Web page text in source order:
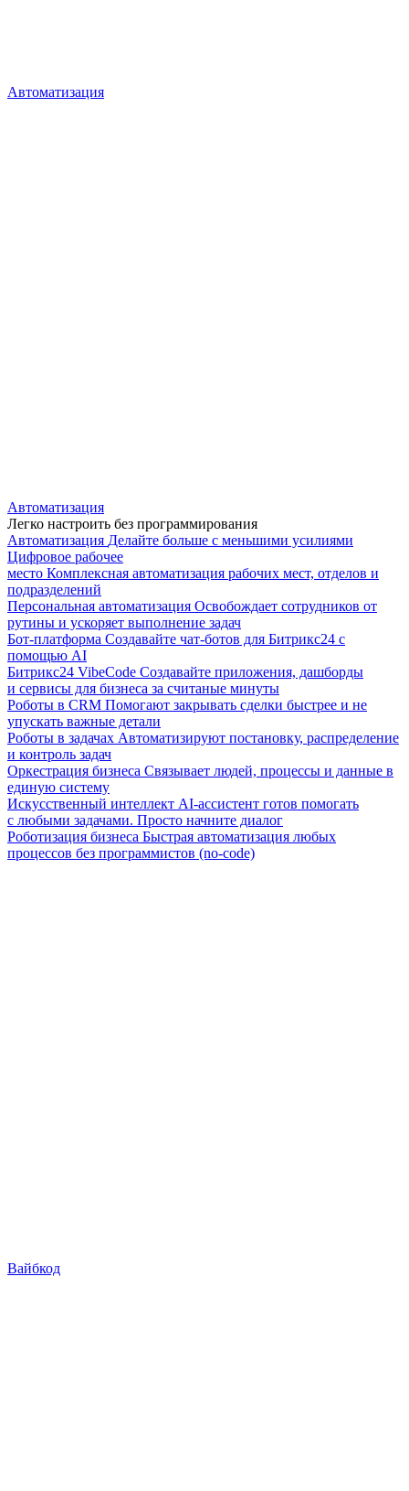
Автоматизация
Автоматизация
Легко настроить без программирования
Автоматизация Делайте больше с меньшими усилиями
Цифровое рабочее
место Комплексная автоматизация рабочих мест, отделов и
подразделений
Персональная автоматизация Освобождает сотрудников от
рутины и ускоряет выполнение задач
Бот-платформа Создавайте чат-ботов для Битрикс24 с
помощью AI
Битрикс24 VibeCode Создавайте приложения, дашборды
и сервисы для бизнеса за считаные минуты
Роботы в CRM Помогают закрывать сделки быстрее и не
упускать важные детали
Роботы в задачах Автоматизируют постановку, распределение
и контроль задач
Оркестрация бизнеса Связывает людей, процессы и данные в
единую систему
Искусственный интеллект AI-ассистент готов помогать
с любыми задачами. Просто начните диалог
Роботизация бизнеса Быстрая автоматизация любых
процессов без программистов (no-code)
Вайбкод